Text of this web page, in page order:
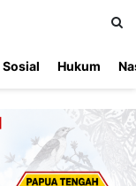
Sosial Hukum